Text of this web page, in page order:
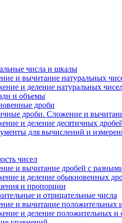
числа и шкалы
и вычитание натуральных
и деление натуральных
и объемы
дроби
дроби. Сложение и
и деление десятичных
для вычислений и
чисел
и вычитание дробей с
и деление обыкновенных
и пропорции
и отрицательные числа
и вычитание положительных
и деление положительных и